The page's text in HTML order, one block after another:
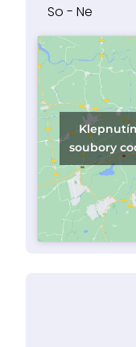
So - Ne
soubory